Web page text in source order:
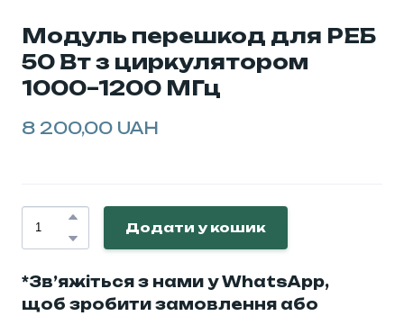
Модуль перешкод для РЕБ
50 Вт з циркулятором
1000–1200 МГц
8 200,00 UAH
Додати у кошик
*Зв’яжіться з нами у WhatsApp,
щоб зробити замовлення або